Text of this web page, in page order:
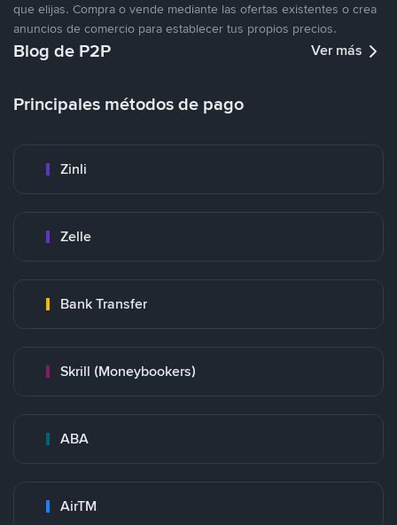
que elijas. Compra o vende mediante las ofertas existentes o crea
anuncios de comercio para establecer tus propios precios.
Blog de P2P Ver más
Principales métodos de pago
Zinli
Zelle
Bank Transfer
Skrill (Moneybookers)
ABA
AirTM